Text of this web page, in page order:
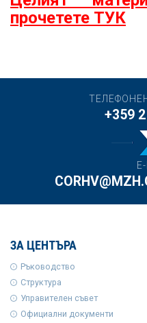
прочетете ТУК
+359
ЗА ЦЕНТЪРА
Ръководство
Структура
Управителен съвет
Официални документи